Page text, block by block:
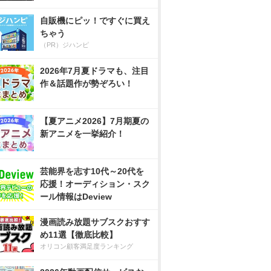
自販機にピッ！ですぐに買え
ちゃう
（PR）ジハンピ
2026年7月夏ドラマも、注目
作＆話題作が勢ぞろい！
【夏アニメ2026】7月期夏の
新アニメを一挙紹介！
芸能界を志す10代～20代を
応援！オーディション・スク
ール情報はDeview
漫画読み放題サブスクおすす
め11選【徹底比較】
オリコン顧客満足度ランキング